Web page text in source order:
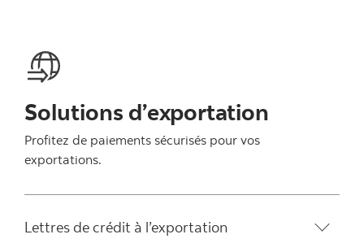
Solutions d’exportation
Profitez de paiements sécurisés pour vos
exportations.
Lettres de crédit à l’exportation